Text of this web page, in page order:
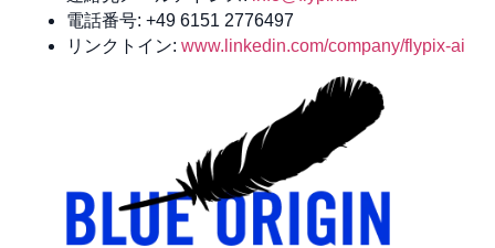
電話番号: +49 6151 2776497
リンクトイン: www.linkedin.com/company/flypix-ai